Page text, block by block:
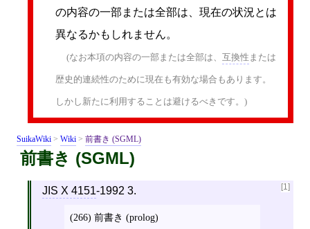
の内容の一部または全部は、現在の状況とは
異なるかもしれません。
(なお本項の内容の一部または全部は、 互換性 または
歴史的連続性のために現在も有効な場合もあります。
しかし新たに利用することは避けるべきです。)
SuikaWiki > Wiki > 前書き (SGML)
前書き (SGML)
[1]
JIS X 4151-1992 3.
(266) 前書き (prolog)